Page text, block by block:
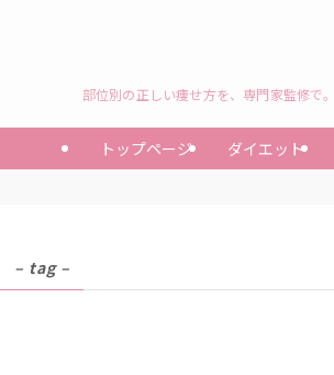
部位別の正しい痩せ方を、専門家監修で
トップページ ダイエット
– tag –